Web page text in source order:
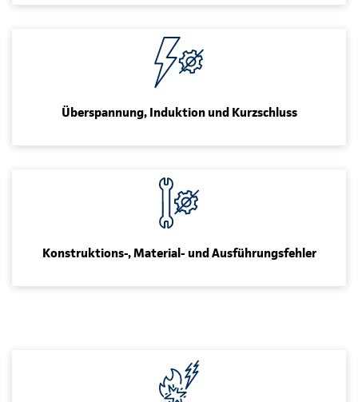
Überspannung, Induktion und Kurzschluss
Konstruktions-, Material- und Ausführungsfehler